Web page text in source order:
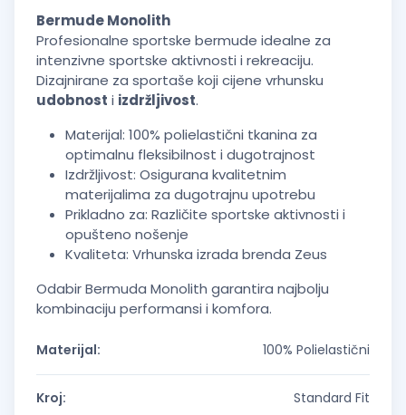
Bermude Monolith
Profesionalne sportske bermude idealne za
intenzivne sportske aktivnosti i rekreaciju.
Dizajnirane za sportaše koji cijene vrhunsku
udobnost i izdržljivost.
Materijal: 100% polielastični tkanina za
optimalnu fleksibilnost i dugotrajnost
Izdržljivost: Osigurana kvalitetnim
materijalima za dugotrajnu upotrebu
Prikladno za: Različite sportske aktivnosti i
opušteno nošenje
Kvaliteta: Vrhunska izrada brenda Zeus
Odabir Bermuda Monolith garantira najbolju
kombinaciju performansi i komfora.
Materijal: 100% Polielastični
Kroj: Standard Fit